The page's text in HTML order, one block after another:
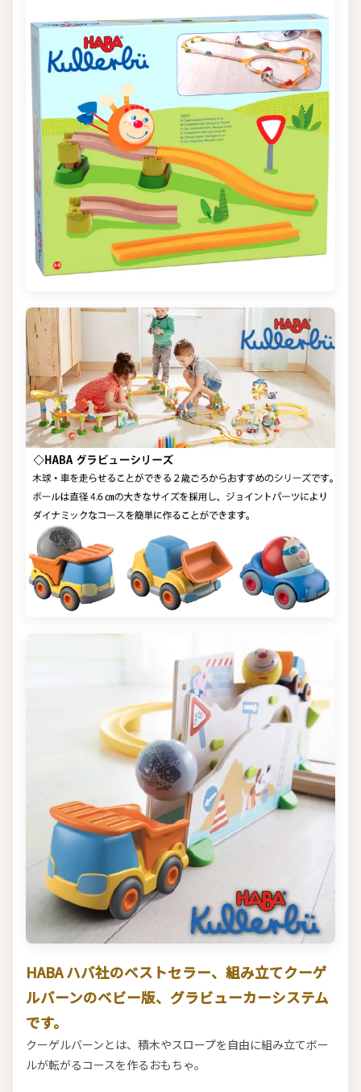
HABA ハバ社のベストセラー、組み立てクーゲ
ルバーンのベビー版、グラビューカーシステム
です。
クーゲルバーンとは、積木やスロープを自由に組み立てボー
ルが転がるコースを作るおもちゃ。